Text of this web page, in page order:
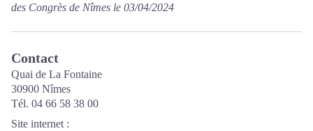
des Congrès de Nîmes le 03/04/2024
Contact
Quai de La Fontaine
30900 Nîmes
Tél. 04 66 58 38 00
Site internet :